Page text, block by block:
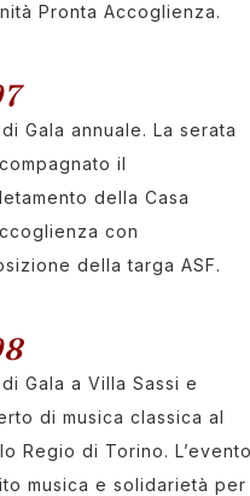
Pronta Accoglienza.
Gala annuale. La serata
il
della Casa
con
della targa ASF.
Gala a Villa Sassi e
di musica classica al
Regio di Torino. L’evento
musica e solidarietà per